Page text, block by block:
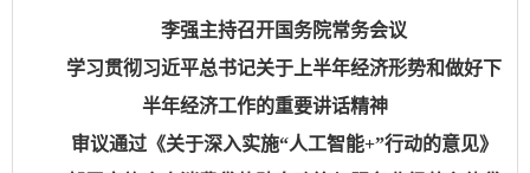
李强主持召开国务院常务会议
学习贯彻习近平总书记关于上半年经济形势和做好下
半年经济工作的重要讲话精神
审议通过《关于深入实施“人工智能+”行动的意见》